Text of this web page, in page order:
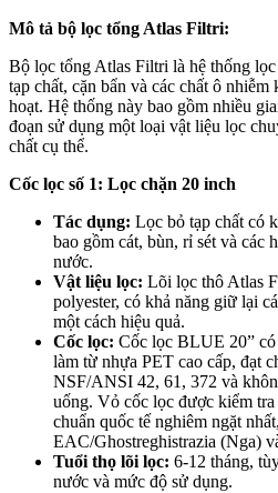
Mô tả bộ lọc tổng Atlas Filtri:
Bộ lọc tổng Atlas Filtri là hệ thống
tạp chất, cặn bẩn và các chất ô
hoạt. Hệ thống này bao gồm nhiều
đoạn sử dụng một loại vật liệu lọc
chất cụ thể.
Cốc lọc số 1: Lọc chặn 20 inch
Tác dụng: Lọc bỏ tạp chất có
bao gồm cát, bùn, rỉ sét và các
nước.
Vật liệu lọc: Lõi lọc thô Atlas
polyester, có khả năng giữ lại
một cách hiệu quả.
Cốc lọc: Cốc lọc BLUE 20”
làm từ nhựa PET cao cấp, đạt
NSF/ANSI 42, 61, 372 và
uống. Vỏ cốc lọc được kiểm
chuẩn quốc tế nghiêm ngặt
EAC/Ghostreghistrazia (Nga)
Tuổi thọ lõi lọc: 6-12 tháng,
nước và mức độ sử dụng.